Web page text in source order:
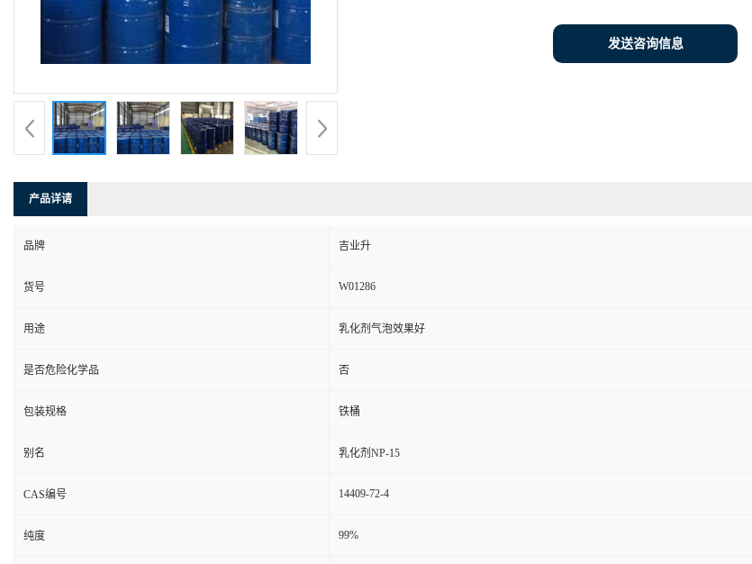
发送咨询信息
产品详请
品牌 吉业升
货号 W01286
用途 乳化剂气泡效果好
是否危险化学品 否
包装规格 铁桶
别名 乳化剂NP-15
CAS编号 14409-72-4
纯度 99%